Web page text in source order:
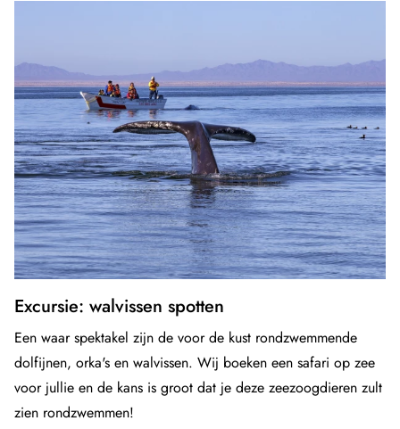
Excursie: walvissen spotten
Een waar spektakel zijn de voor de kust rondzwemmende
dolfijnen, orka's en walvissen. Wij boeken een safari op zee
voor jullie en de kans is groot dat je deze zeezoogdieren zult
zien rondzwemmen!